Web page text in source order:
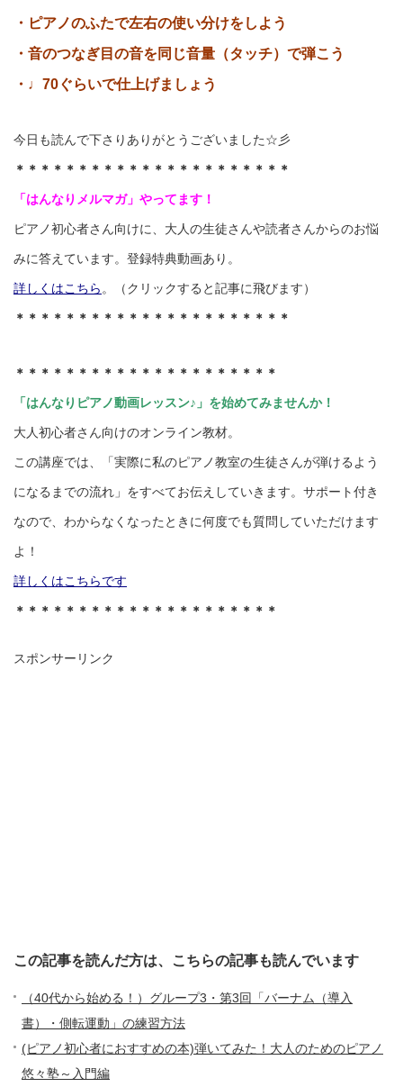
・ピアノのふたで左右の使い分けをしよう
・音のつなぎ目の音を同じ音量（タッチ）で弾こう
・♩70ぐらいで仕上げましょう
今日も読んで下さりありがとうございました☆彡
＊＊＊＊＊＊＊＊＊＊＊＊＊＊＊＊＊＊＊＊＊＊
「はんなりメルマガ」やってます！
ピアノ初心者さん向けに、大人の生徒さんや読者さんからのお悩
みに答えています。登録特典動画あり。
詳しくはこちら 。（クリックすると記事に飛びます）
＊＊＊＊＊＊＊＊＊＊＊＊＊＊＊＊＊＊＊＊＊＊
＊＊＊＊＊＊＊＊＊＊＊＊＊＊＊＊＊＊＊＊＊
「はんなりピアノ動画レッスン♪」を始めてみませんか！
大人初心者さん向けのオンライン教材。
この講座では、「実際に私のピアノ教室の生徒さんが弾けるよう
になるまでの流れ」をすべてお伝えしていきます。サポート付き
なので、わからなくなったときに何度でも質問していただけます
よ！
詳しくはこちらです
＊＊＊＊＊＊＊＊＊＊＊＊＊＊＊＊＊＊＊＊＊
スポンサーリンク
この記事を読んだ方は、こちらの記事も読んでいます
（40代から始める！）グループ3・第3回「バーナム（導入
書）・側転運動」の練習方法
(ピアノ初心者におすすめの本)弾いてみた！大人のためのピアノ
悠々塾～入門編